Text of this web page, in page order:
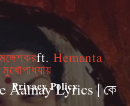
Privacy Policy
ft. Hemanta
Aamay Lyrics | কে